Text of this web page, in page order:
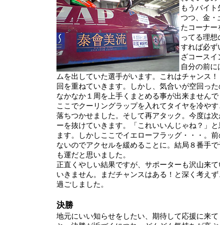
もうバイ
つつ、金・
たコーナー
ってる理
すれば必ず
ざコースイ
自分の前
ムを出していた選手がいます。これはチャンス
回を重ねていきます。しかし、気合いが空回っ
なかなか１周を上手くまとめる事が出来ません
ここでクーリングラップを入れてタイヤを冷や
落ちつかせました。そして再アタック。今度は
ーを抜けていきます。「これいいんじゃね？」
ます。しかしここでイエローフラッグ・・・。
ないのでアクセルを緩めることに。結局８番手
も運だと思いました。
正直くやしい結果ですが、サポーターも沢山来
いきません。まだチャンスはある！と深く考え
過ごしました。
決勝
地元にいい知らせをしたい、期待して応援に来